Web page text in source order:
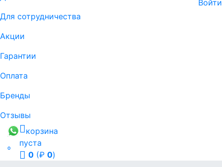
Для сотрудничества
Акции
Гарантии
Оплата
Бренды
Отзывы
Войти

корзина
пуста
0 (₽ 0)